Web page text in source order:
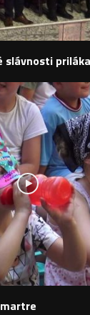
slávnosti